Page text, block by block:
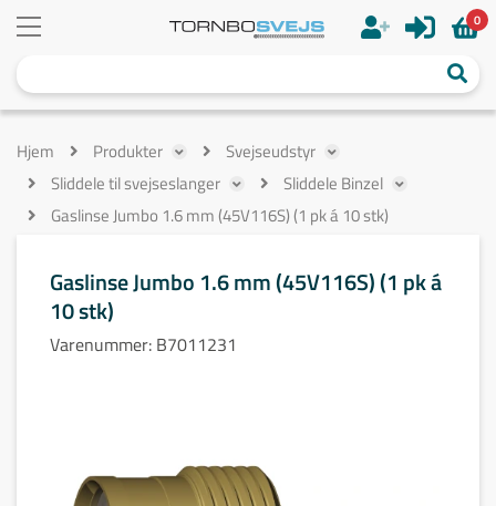
0
Hjem Produkter
Svejseudstyr
Sliddele til svejseslanger
Sliddele Binzel
Gaslinse Jumbo 1.6 mm (45V116S) (1 pk á 10 stk)
Gaslinse Jumbo 1.6 mm (45V116S) (1 pk á
10 stk)
Varenummer: B7011231